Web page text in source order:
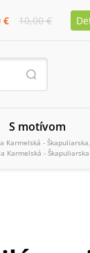
€ 10,00 €
S motívom
Karmelská -
Karmelská - Škapuliarska